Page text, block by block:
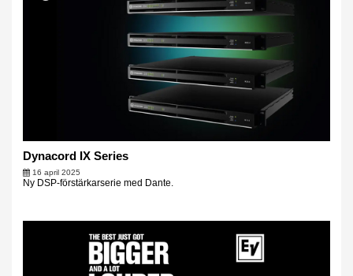
Dynacord IX Series
16 april 2025
Ny DSP-förstärkarserie med Dante.